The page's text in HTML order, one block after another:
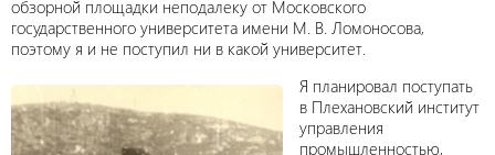
обзорной площадки неподалеку от Московского
государственного университета имени М. В. Ломоносова,
поэтому я и не поступил ни в какой университет.
Я планировал поступать
в Плехановский институт
управления
промышленностью,